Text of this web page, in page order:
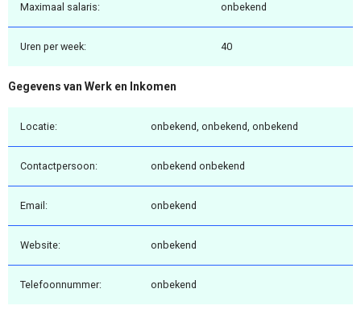
Maximaal salaris: onbekend
Uren per week: 40
Gegevens van Werk en Inkomen
Locatie: onbekend, onbekend, onbekend
Contactpersoon: onbekend onbekend
Email: onbekend
Website: onbekend
Telefoonnummer: onbekend